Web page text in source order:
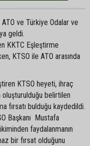
ATO ve Türkiye Odalar ve
geldi.
KKTC Eşleştirme
KTSO ile ATO arasında
KTSO heyeti, ihraç
oluşturulduğu belirtilen
fırsatı bulduğu kaydedildi.
Başkanı Mustafa
faydalanmanın
bir fırsat olduğunu